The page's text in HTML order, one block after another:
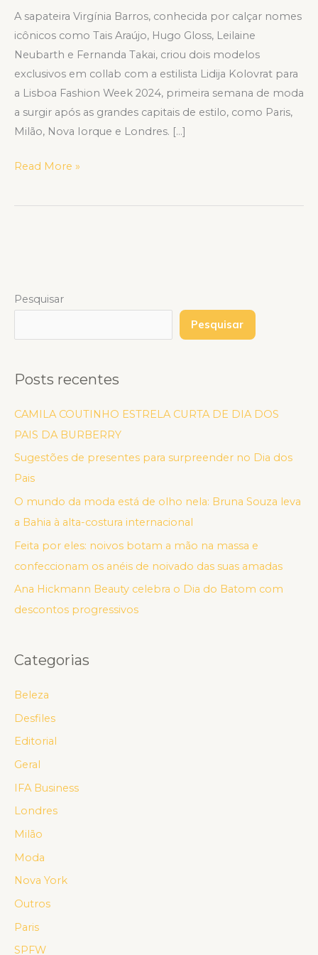
A sapateira Virgínia Barros, conhecida por calçar nomes
icônicos como Tais Araújo, Hugo Gloss, Leilaine
Neubarth e Fernanda Takai, criou dois modelos
exclusivos em collab com a estilista Lidija Kolovrat para
a Lisboa Fashion Week 2024, primeira semana de moda
a surgir após as grandes capitais de estilo, como Paris,
Milão, Nova Iorque e Londres. […]
Read More »
Pesquisar
Pesquisar
Posts recentes
CAMILA COUTINHO ESTRELA CURTA DE DIA DOS
PAIS DA BURBERRY
Sugestões de presentes para surpreender no Dia dos
Pais
O mundo da moda está de olho nela: Bruna Souza leva
a Bahia à alta-costura internacional
Feita por eles: noivos botam a mão na massa e
confeccionam os anéis de noivado das suas amadas
Ana Hickmann Beauty celebra o Dia do Batom com
descontos progressivos
Categorias
Beleza
Desfiles
Editorial
Geral
IFA Business
Londres
Milão
Moda
Nova York
Outros
Paris
SPFW